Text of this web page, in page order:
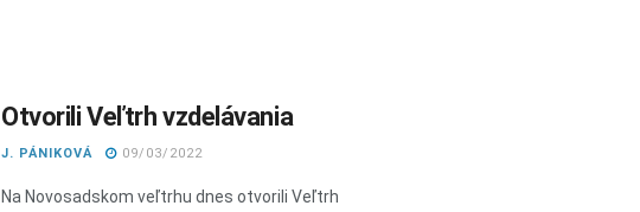
Otvorili Veľtrh vzdelávania
J. PÁNIKOVÁ 09/03/2022
Na Novosadskom veľtrhu dnes otvorili Veľtrh